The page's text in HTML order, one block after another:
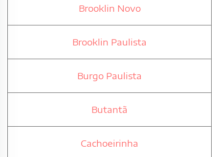
Brooklin Novo
Brooklin Paulista
Burgo Paulista
Butantã
Cachoeirinha